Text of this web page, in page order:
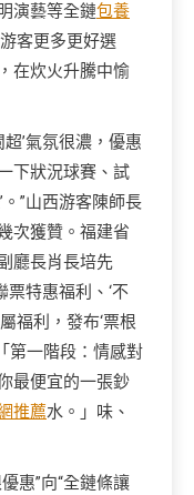
演藝等全鏈包養
客更多更好選
在炊火升騰中愉
’氣氛很濃，優惠
下狀況球賽、試
”山西游客陳師長
次獲贊。福建省
廳長肖長培先
票特惠福利、‘不
福利，發布‘票根
第一階段：情感對
最便宜的一張鈔
推薦水。」味、
惠”向“全鏈條讓